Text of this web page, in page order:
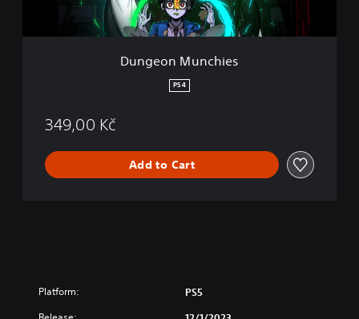
h
Dungeon Munchies
PS4
349,00 Kč
Add to Cart
Platform: PS5